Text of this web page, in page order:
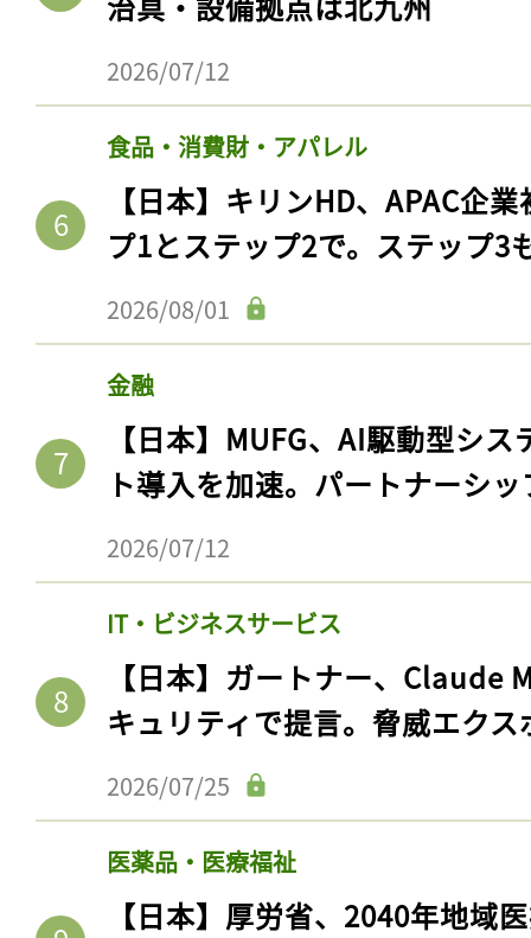
2026/07/12
食品・消費財・アパレル
【日本】キリンHD、APAC企
プ1とステップ2で。ステップ3
2026/08/01
金融
【日本】MUFG、AI駆動型シ
ト導入を加速。パートナーシ
2026/07/12
IT・ビジネスサービス
【日本】ガートナー、Claude
キュリティで提言。脅威エク
2026/07/25
医薬品・医療福祉
【日本】厚労省、2040年地域